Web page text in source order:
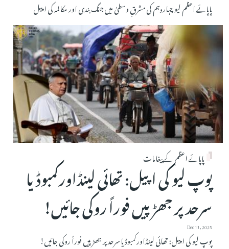
پاپائے اعظم لیو چہاردہم کی مشرقِ وسطیٰ میں جنگ بندی اور مکالمہ کی اپیل
پاپائے اعظم کے پیغامات
پوپ لیو کی اپیل: تھائی لینڈاورکمبوڈیا
سرحد پر جھڑپیں فوراً روکی جائیں!
Dec 11, 2025
پوپ لیو کی اپیل: تھائی لینڈاورکمبوڈیا سرحد پر جھڑپیں فوراً روکی جائیں!